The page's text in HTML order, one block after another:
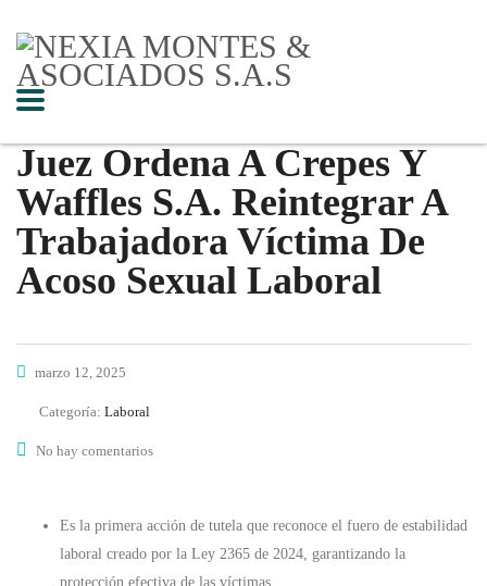
Juez Ordena A Crepes Y
Waffles S.A. Reintegrar A
Trabajadora Víctima De
Acoso Sexual Laboral
marzo 12, 2025
Categoría: Laboral
No hay comentarios
Es la primera acción de tutela que reconoce el fuero de estabilidad
laboral creado por la Ley 2365 de 2024, garantizando la
protección efectiva de las víctimas